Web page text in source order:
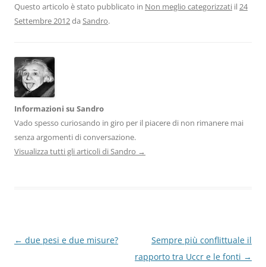
Questo articolo è stato pubblicato in Non meglio categorizzati il24
Settembre 2012da Sandro.
Informazioni su Sandro
Vado spesso curiosando in giro per il piacere di non rimanere mai
senza argomenti di conversazione.
Visualizza tutti gli articoli di Sandro →
Navigazione
← due pesi e due misure?
Sempre più conflittuale il
rapporto tra Uccr e le fonti →